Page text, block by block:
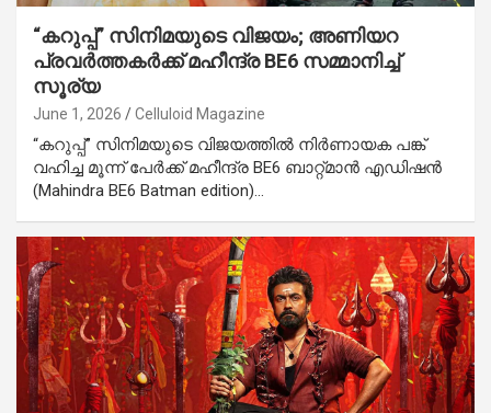
“കറുപ്പ്” സിനിമയുടെ വിജയം; അണിയറ
പ്രവർത്തകർക്ക് മഹീന്ദ്ര BE6 സമ്മാനിച്ച്
സൂര്യ
June 1, 2026 Celluloid Magazine
“കറുപ്പ്” സിനിമയുടെ വിജയത്തിൽ നിർണായക പങ്ക്
വഹിച്ച മൂന്ന് പേർക്ക് മഹീന്ദ്ര BE6 ബാറ്റ്‌മാൻ എഡിഷൻ
(Mahindra BE6 Batman edition)…